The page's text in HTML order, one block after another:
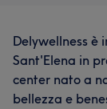
Delywellness è
Sant'Elena in
center nato a
bellezza e